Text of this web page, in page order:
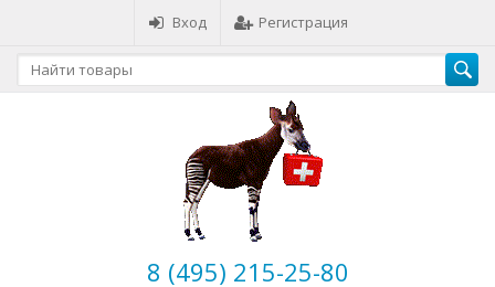
Вход Регистрация
8 (495) 215-25-80